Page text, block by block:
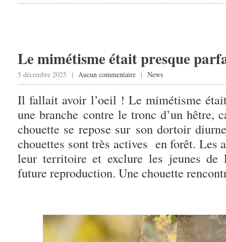
Le mimétisme était presque
5 décembre 2025 | Aucun commentaire | News
Il fallait avoir l’oeil ! Le mimétisme
une branche contre le tronc d’un hêtre,
chouette se repose sur son dortoir
chouettes sont très actives en forêt. Les
leur territoire et exclure les jeunes de
future reproduction. Une chouette